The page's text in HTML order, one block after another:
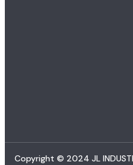
Copyright © 2024 JL